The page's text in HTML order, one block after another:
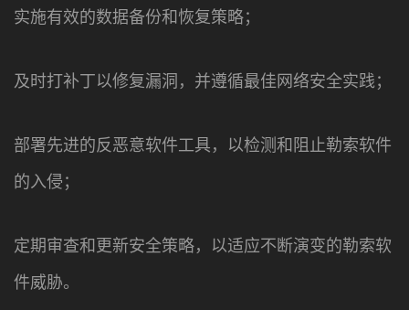
实施有效的数据备份和恢复策略；
及时打补丁以修复漏洞，并遵循最佳网络安全实践；
部署先进的反恶意软件工具，以检测和阻止勒索软件
的入侵；
定期审查和更新安全策略，以适应不断演变的勒索软
件威胁。